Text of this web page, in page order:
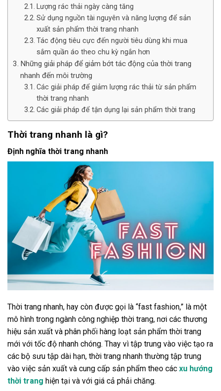
Lượng rác thải ngày càng tăng
Sử dụng nguồn tài nguyên và năng lượng để sản
xuất sản phẩm thời trang nhanh
Tác động tiêu cực đến người tiêu dùng khi mua
sắm quần áo theo chu kỳ ngắn hơn
Những giải pháp để giảm bớt tác động của thời trang
nhanh đến môi trường
Các giải pháp để giảm lượng rác thải từ sản phẩm
thời trang nhanh
Các giải pháp để tận dụng lại sản phẩm thời trang
Thời trang nhanh là gì?
Định nghĩa thời trang nhanh
Thời trang nhanh, hay còn được gọi là “fast fashion,” là một
mô hình trong ngành công nghiệp thời trang, nơi các thương
hiệu sản xuất và phân phối hàng loạt sản phẩm thời trang
mới với tốc độ nhanh chóng. Thay vì tập trung vào việc tạo ra
các bộ sưu tập dài hạn, thời trang nhanh thường tập trung
vào việc sản xuất và cung cấp sản phẩm theo các xu hướng
thời trang hiện tại và với giá cả phải chăng.